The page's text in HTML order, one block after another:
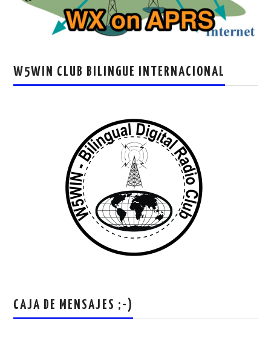
W5WIN CLUB BILINGUE INTERNACIONAL
CAJA DE MENSAJES ;-)